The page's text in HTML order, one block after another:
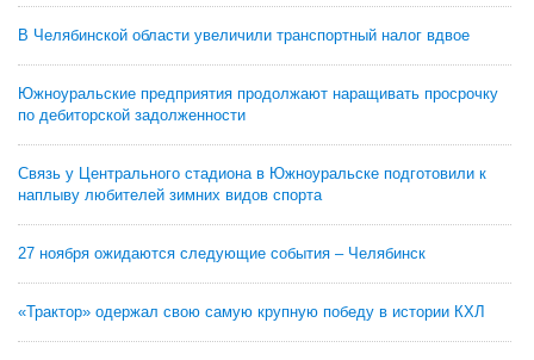
В Челябинской области увеличили транспортный налог вдвое
Южноуральские предприятия продолжают наращивать просрочку
по дебиторской задолженности
Связь у Центрального стадиона в Южноуральске подготовили к
наплыву любителей зимних видов спорта
27 ноября ожидаются следующие события – Челябинск
«Трактор» одержал свою самую крупную победу в истории КХЛ